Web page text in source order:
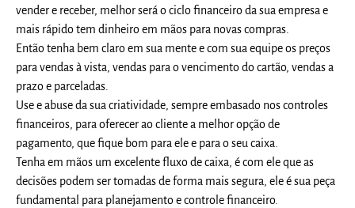
vender e receber, melhor será o ciclo financeiro da sua empresa e
mais rápido tem dinheiro em mãos para novas compras.
Então tenha bem claro em sua mente e com sua equipe os preços
para vendas à vista, vendas para o vencimento do cartão, vendas a
prazo e parceladas.
Use e abuse da sua criatividade, sempre embasado nos controles
financeiros, para oferecer ao cliente a melhor opção de
pagamento, que fique bom para ele e para o seu caixa.
Tenha em mãos um excelente fluxo de caixa, é com ele que as
decisões podem ser tomadas de forma mais segura, ele é sua peça
fundamental para planejamento e controle financeiro.